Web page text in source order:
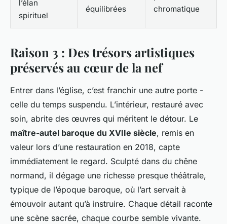
l’élan
spirituel
équilibrées
chromatique
Raison 3 : Des trésors artistiques
préservés au cœur de la nef
Entrer dans l’église, c’est franchir une autre porte -
celle du temps suspendu. L’intérieur, restauré avec
soin, abrite des œuvres qui méritent le détour. Le
maître-autel baroque du XVIIe siècle, remis en
valeur lors d’une restauration en 2018, capte
immédiatement le regard. Sculpté dans du chêne
normand, il dégage une richesse presque théâtrale,
typique de l’époque baroque, où l’art servait à
émouvoir autant qu’à instruire. Chaque détail raconte
une scène sacrée, chaque courbe semble vivante.